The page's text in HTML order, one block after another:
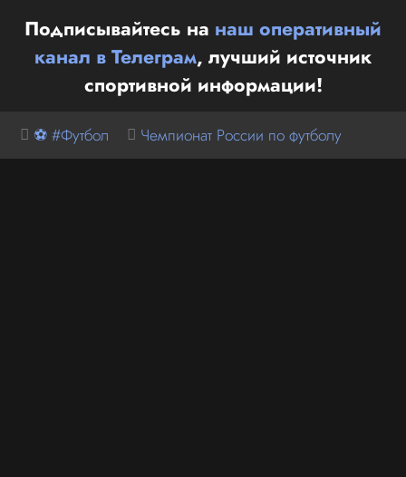
Подписывайтесь на наш оперативный
канал в Телеграм, лучший источник
спортивной информации!
⚽ #Футбол Чемпионат России по футболу